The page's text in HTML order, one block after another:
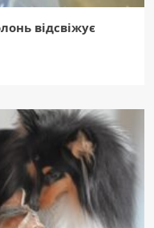
відсвіжує